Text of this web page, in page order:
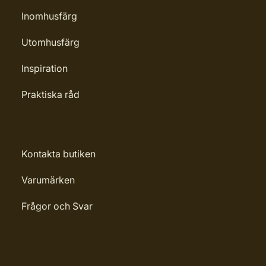
32124
Inomhusfärg
Utomhusfärg
Inspiration
Praktiska råd
Kontakta butiken
Varumärken
Frågor och Svar